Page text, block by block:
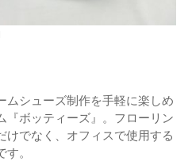
ムシューズ制作を手軽に楽しめ
『ボッティーズ』。フローリン
けでなく、オフィスで使用する
。